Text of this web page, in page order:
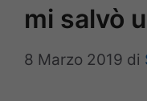
mi salvò
8 Marzo 2019 di